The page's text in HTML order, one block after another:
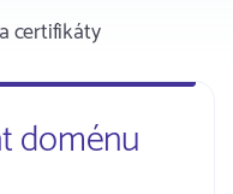
certifikáty
doménu